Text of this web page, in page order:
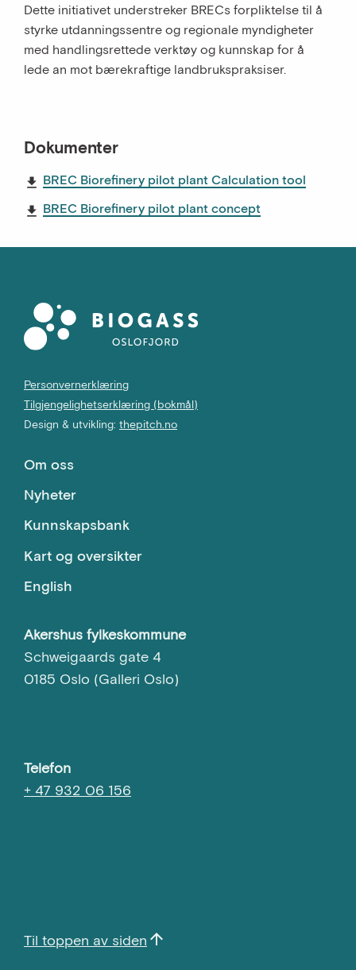
Dette initiativet understreker BRECs forpliktelse til å
styrke utdanningssentre og regionale myndigheter
med handlingsrettede verktøy og kunnskap for å
lede an mot bærekraftige landbrukspraksiser.
Dokumenter
BREC Biorefinery pilot plant Calculation tool
BREC Biorefinery pilot plant concept
Personvernerklæring
Tilgjengelighetserklæring (bokmål)
Design & utvikling: thepitch.no
Om oss
Nyheter
Kunnskapsbank
Kart og oversikter
English
Akershus fylkeskommune
Schweigaards gate 4
0185 Oslo (Galleri Oslo)
Telefon
+ 47 932 06 156
Til toppen av siden arrow_upward